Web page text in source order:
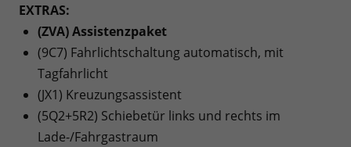
EXTRAS:
(ZVA) Assistenzpaket
(9C7) Fahrlichtschaltung automatisch, mit
Tagfahrlicht
(JX1) Kreuzungsassistent
(5Q2+5R2) Schiebetür links und rechts im
Lade-/Fahrgastraum